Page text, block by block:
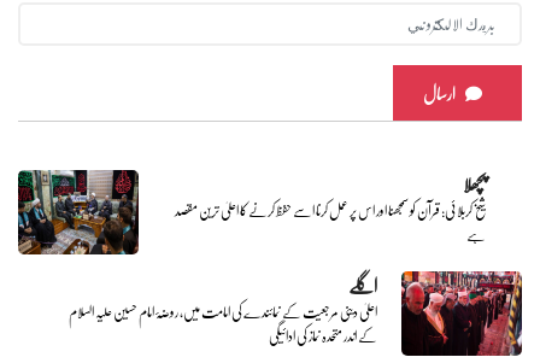
ارسال
پچھلا
شیخ کربلائی: قرآن کو سمجھنا اور اس پر عمل کرنا اسے حفظ کرنے کا اعلیٰ ترین مقصد
ہے
اگلے
اعلیٰ دینی مرجعیت کے نمائندے کی امامت میں، روضۂ امام حسین علیہ السلام
کے اندر متحدہ نماز کی ادائیگی